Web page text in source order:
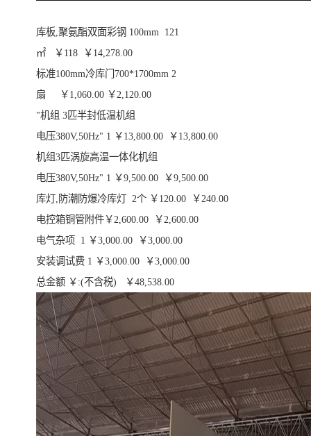
库板,聚氨酯双面彩钢 100mm 121
㎡ ￥118 ￥14,278.00
标准100mm冷库门700*1700mm 2
扇 ￥1,060.00 ￥2,120.00
"机组 3匹半封低温机组
电压380V,50Hz" 1 ￥13,800.00 ￥13,800.00
机组3匹涡旋高温一体化机组
电压380V,50Hz" 1 ￥9,500.00 ￥9,500.00
库灯,防潮防爆冷库灯 2个 ￥120.00 ￥240.00
电控箱铜管附件￥2,600.00 ￥2,600.00
电气杂项 1 ￥3,000.00 ￥3,000.00
安装调试费 1 ￥3,000.00 ￥3,000.00
总金额 ￥:(不含税) ￥48,538.00